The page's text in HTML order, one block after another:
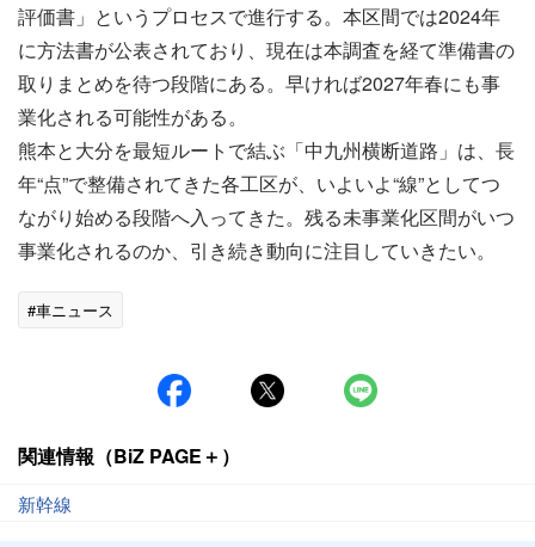
評価書」というプロセスで進行する。本区間では2024年
に方法書が公表されており、現在は本調査を経て準備書の
取りまとめを待つ段階にある。早ければ2027年春にも事
業化される可能性がある。
熊本と大分を最短ルートで結ぶ「中九州横断道路」は、長
年“点”で整備されてきた各工区が、いよいよ“線”としてつ
ながり始める段階へ入ってきた。残る未事業化区間がいつ
事業化されるのか、引き続き動向に注目していきたい。
#車ニュース
関連情報（BiZ PAGE＋）
新幹線